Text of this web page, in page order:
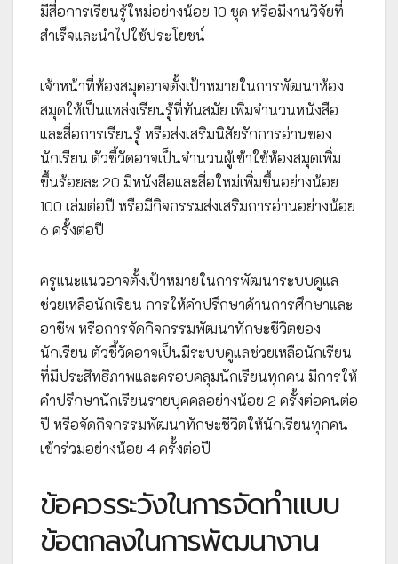
มีสื่อการเรียนรู้ใหม่อย่างน้อย 10 ชุด หรือมีงานวิจัยที่
สำเร็จและนำไปใช้ประโยชน์
เจ้าหน้าที่ห้องสมุดอาจตั้งเป้าหมายในการพัฒนาห้อง
สมุดให้เป็นแหล่งเรียนรู้ที่ทันสมัย เพิ่มจำนวนหนังสือ
และสื่อการเรียนรู้ หรือส่งเสริมนิสัยรักการอ่านของ
นักเรียน ตัวชี้วัดอาจเป็นจำนวนผู้เข้าใช้ห้องสมุดเพิ่ม
ขึ้นร้อยละ 20 มีหนังสือและสื่อใหม่เพิ่มขึ้นอย่างน้อย
100 เล่มต่อปี หรือมีกิจกรรมส่งเสริมการอ่านอย่างน้อย
6 ครั้งต่อปี
ครูแนะแนวอาจตั้งเป้าหมายในการพัฒนาระบบดูแล
ช่วยเหลือนักเรียน การให้คำปรึกษาด้านการศึกษาและ
อาชีพ หรือการจัดกิจกรรมพัฒนาทักษะชีวิตของ
นักเรียน ตัวชี้วัดอาจเป็นมีระบบดูแลช่วยเหลือนักเรียน
ที่มีประสิทธิภาพและครอบคลุมนักเรียนทุกคน มีการให้
คำปรึกษานักเรียนรายบุคคลอย่างน้อย 2 ครั้งต่อคนต่อ
ปี หรือจัดกิจกรรมพัฒนาทักษะชีวิตให้นักเรียนทุกคน
เข้าร่วมอย่างน้อย 4 ครั้งต่อปี
ข้อควรระวังในการจัดทำแบบ
ข้อตกลงในการพัฒนางาน